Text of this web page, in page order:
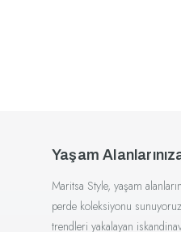
Yaşam
Maritsa Style, yaşam
perde koleksiyonu
trendleri yakalayan